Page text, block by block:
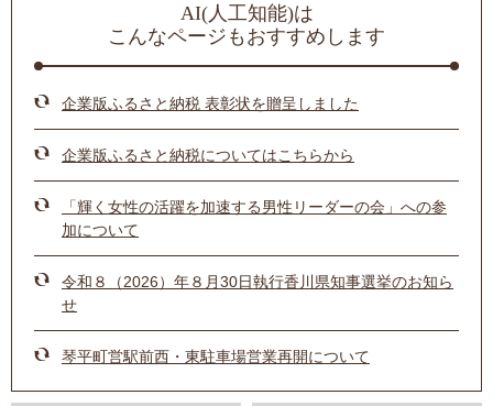
AI(人工知能)は
こんなページもおすすめします
企業版ふるさと納税 表彰状を贈呈しました
企業版ふるさと納税についてはこちらから
「輝く女性の活躍を加速する男性リーダーの会」への参
加について
令和８（2026）年８月30日執行香川県知事選挙のお知ら
せ
琴平町営駅前西・東駐車場営業再開について